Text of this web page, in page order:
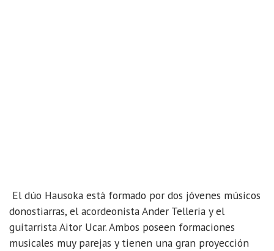
El dúo Hausoka está formado por dos jóvenes músicos
donostiarras, el acordeonista Ander Telleria y el
guitarrista Aitor Ucar. Ambos poseen formaciones
musicales muy parejas y tienen una gran proyección